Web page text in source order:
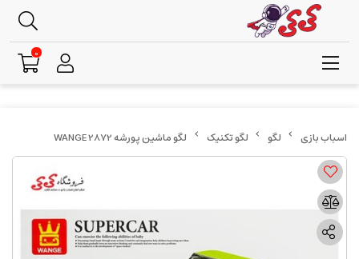
لگو لگو تکنیک لگو ماشین پورشه WANGE 2872
0